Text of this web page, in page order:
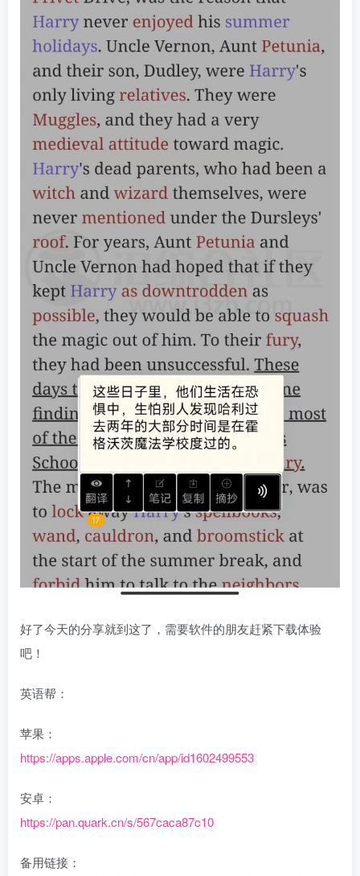
好了今天的分享就到这了，需要软件的朋友赶紧下载体验
吧！
英语帮：
苹果：
https://apps.apple.com/cn/app/id1602499553
安卓：
https://pan.quark.cn/s/567caca87c10
备用链接：